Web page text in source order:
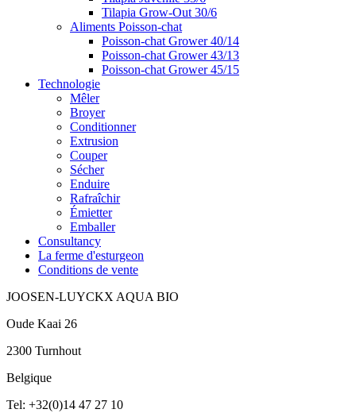
Tilapia Grow-Out 30/6
Aliments Poisson-chat
Poisson-chat Grower 40/14
Poisson-chat Grower 43/13
Poisson-chat Grower 45/15
Technologie
Mêler
Broyer
Conditionner
Extrusion
Couper
Sécher
Enduire
Rafraîchir
Émietter
Emballer
Consultancy
La ferme d'esturgeon
Conditions de vente
JOOSEN-LUYCKX AQUA BIO
Oude Kaai 26
2300 Turnhout
Belgique
Tel: +32(0)14 47 27 10